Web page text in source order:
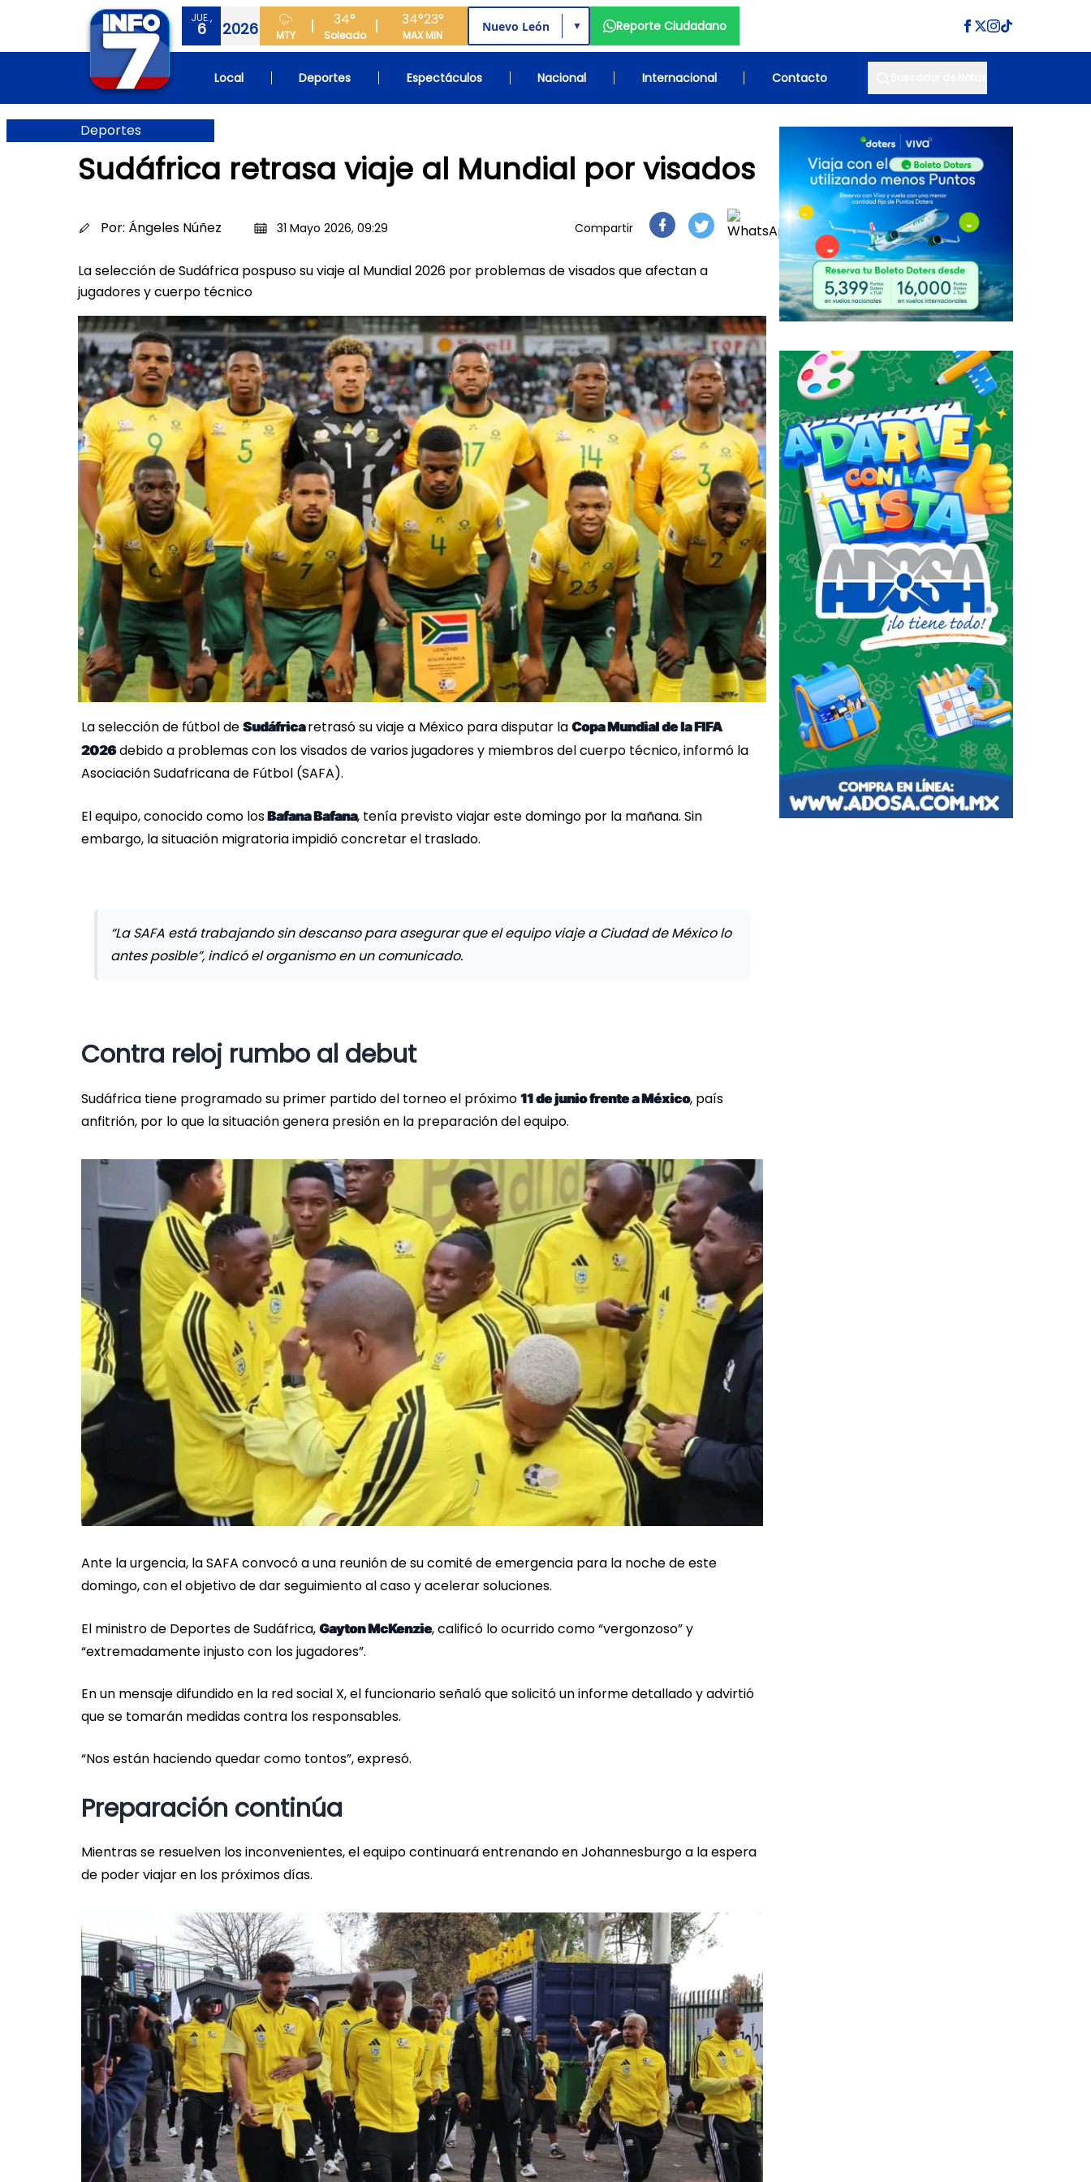
JUE.,
6 2026 MTY
34°
Soleado
34°
MAX
23°
MIN
▼ Reporte Ciudadano
Local Deportes Espectáculos Nacional Internacional Contacto
Deportes
Sudáfrica retrasa viaje al Mundial por visados
Por: Ángeles Núñez 31 Mayo 2026, 09:29 Compartir
La selección de Sudáfrica pospuso su viaje al Mundial 2026 por problemas de visados que afectan a
jugadores y cuerpo técnico
La selección de fútbol de Sudáfricaretrasó su viaje a México para disputar la Copa Mundial de la FIFA
2026debido a problemas con los visados de varios jugadores y miembros del cuerpo técnico, informó la
Asociación Sudafricana de Fútbol (SAFA).
El equipo, conocido como losBafana Bafana, tenía previsto viajar este domingo por la mañana. Sin
embargo, la situación migratoria impidió concretar el traslado.
“La SAFA está trabajando sin descanso para asegurar que el equipo viaje a Ciudad de México lo
antes posible”, indicó el organismo en un comunicado.
Contra reloj rumbo al debut
Sudáfrica tiene programado su primer partido del torneo el próximo 11 de junio frente a México, país
anfitrión, por lo que la situación genera presión en la preparación del equipo.
Ante la urgencia, la SAFA convocó a una reunión de su comité de emergencia para la noche de este
domingo, con el objetivo de dar seguimiento al caso y acelerar soluciones.
El ministro de Deportes de Sudáfrica, Gayton McKenzie, calificó lo ocurrido como “vergonzoso” y
“extremadamente injusto con los jugadores”.
En un mensaje difundido en la red social X, el funcionario señaló que solicitó un informe detallado y advirtió
que se tomarán medidas contra los responsables.
“Nos están haciendo quedar como tontos”, expresó.
Preparación continúa
Mientras se resuelven los inconvenientes, el equipo continuará entrenando en Johannesburgo a la espera
de poder viajar en los próximos días.